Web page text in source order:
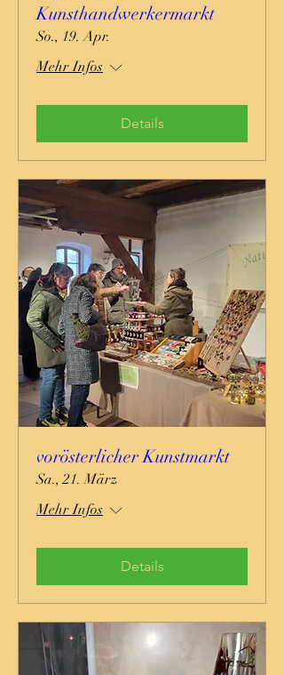
Kunsthandwerkermarkt
So., 19. Apr.
Mehr Infos
Details
vorösterlicher Kunstmarkt
Sa., 21. März
Mehr Infos
Details